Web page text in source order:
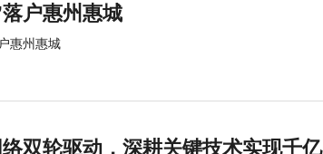
户惠州惠城
惠州惠城
双轮驱动，深耕关键技术实现千亿